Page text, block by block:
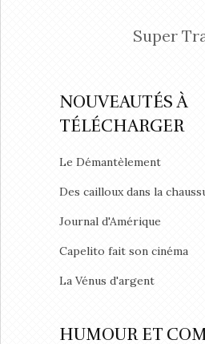
Super
NOUVEAUTÉS À
TÉLÉCHARGER
Le Démantèlement
Des cailloux dans la
Journal d'Amérique
Capelito fait son cinéma
La Vénus d'argent
HUMOUR ET